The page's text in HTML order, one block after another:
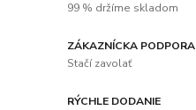
99 % držíme skladom
ZÁKAZNÍCKA PODPORA
Stačí zavolať
RÝCHLE DODANIE